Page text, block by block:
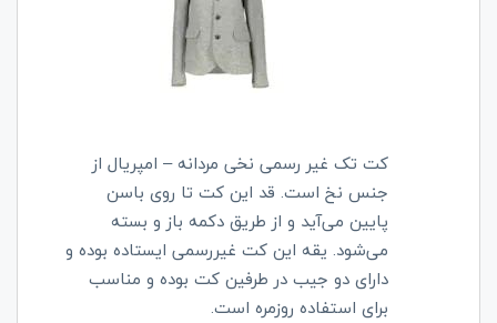
کت تک غیر رسمی نخی مردانه – امپریال از
جنس نخ است. قد این کت تا روی باسن
پایین می‌آید و از طریق دکمه باز و بسته
می‌شود. یقه این کت غیررسمی ایستاده بوده و
دارای دو جیب در طرفین کت بوده و مناسب
برای استفاده روزمره است.